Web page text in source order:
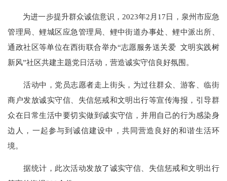
为进一步提升群众诚信意识，2023年2月17日，泉州市应急
管理局、鲤城区应急管理局、鲤中街道办事处、鲤中派出所、
通政社区等单位在西街联合举办“志愿服务送关爱 文明实践树
新风”社区共建主题党日活动，营造诚实守信良好氛围。
活动中，党员志愿者走上街头，为过往群众、游客、临街
商户发放诚实守信、失信惩戒和文明出行等宣传海报，引导群
众在日常生活中要切实做到诚实守信，并用自己的行为感染身
边人，一起参与到诚信建设中，共同营造良好的和谐生活环
境。
据统计，此次活动发放了诚实守信、失信惩戒和文明出行